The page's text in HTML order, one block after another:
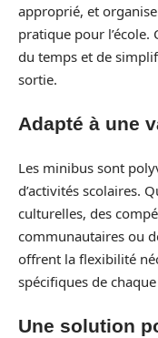
approprié, et
pratique pour
du temps et de
sortie.
Adapté à une
Les minibus sont
d’activités scolaires.
culturelles, des
communautaires ou
offrent la flexibilité
spécifiques de
Une solution